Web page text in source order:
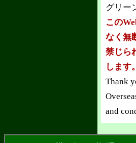
グリー
この
なく無
禁じら
します。
Thank
and